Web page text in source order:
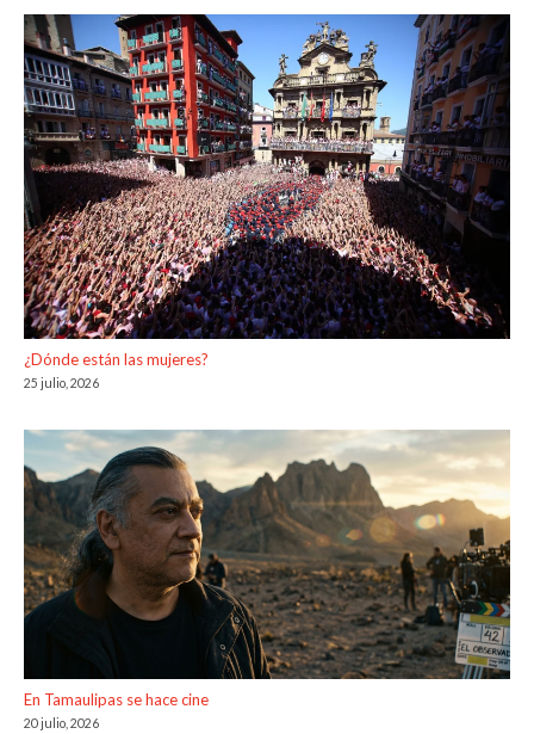
¿Dónde están las mujeres?
25 julio, 2026
En Tamaulipas se hace cine
20 julio, 2026